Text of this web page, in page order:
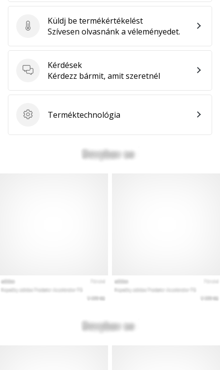
Küldj be termékértékelést
Küldj be termékértékelést
Szívesen olvasnánk a véleményedet.
Kérdések
Kérdések
Kérdezz bármit, amit szeretnél
Terméktechnológia
Terméktechnológia